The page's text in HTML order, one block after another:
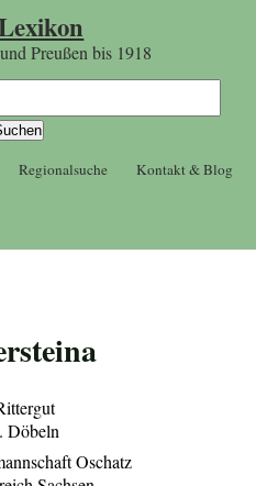
Preußen bis 1918
Regionalsuche Kontakt & Blog
Döbeln
Oschatz